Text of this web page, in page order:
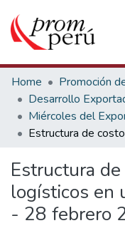
Communities &
All of DSpace
Statistics
Estadísticas Externas
Home
Desarrollo
Miércoles del
Estructura
logísticos en
- 28 febrero